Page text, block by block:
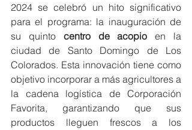
2024 se celebró un hito significativo
para el programa: la inauguración de
su quinto centro de acopio en la
ciudad de Santo Domingo de Los
Colorados. Esta innovación tiene como
objetivo incorporar a más agricultores a
la cadena logística de Corporación
Favorita, garantizando que sus
productos lleguen frescos a los